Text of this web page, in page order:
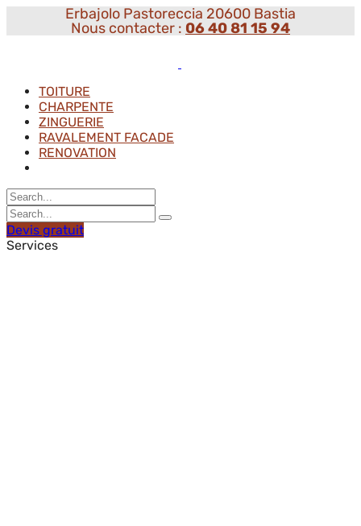
Erbajolo Pastoreccia 20600 Bastia
Nous contacter : 06 40 81 15 94
TOITURE
CHARPENTE
ZINGUERIE
RAVALEMENT FACADE
RENOVATION
Devis gratuit
Services